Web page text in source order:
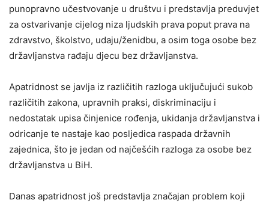
punopravno učestvovanje u društvu i predstavlja preduvjet
za ostvarivanje cijelog niza ljudskih prava poput prava na
zdravstvo, školstvo, udaju/ženidbu, a osim toga osobe bez
državljanstva rađaju djecu bez državljanstva.
Apatridnost se javlja iz različitih razloga uključujući sukob
različitih zakona, upravnih praksi, diskriminaciju i
nedostatak upisa činjenice rođenja, ukidanja državljanstva i
odricanje te nastaje kao posljedica raspada državnih
zajednica, što je jedan od najčešćih razloga za osobe bez
državljanstva u BiH.
Danas apatridnost još predstavlja značajan problem koji